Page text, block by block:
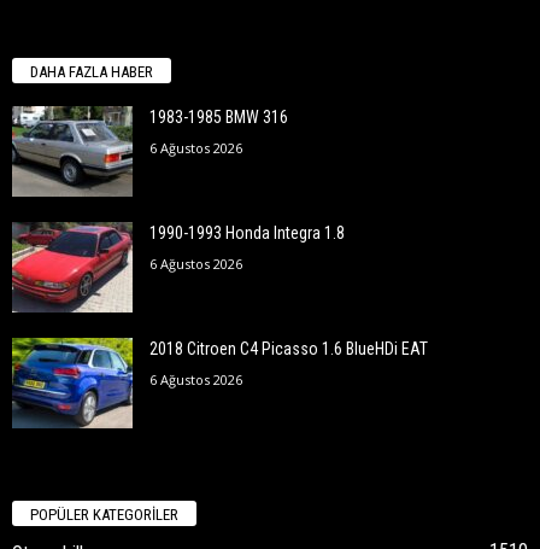
DAHA FAZLA HABER
1983-1985 BMW 316
6 Ağustos 2026
1990-1993 Honda Integra 1.8
6 Ağustos 2026
2018 Citroen C4 Picasso 1.6 BlueHDi EAT
6 Ağustos 2026
POPÜLER KATEGORİLER